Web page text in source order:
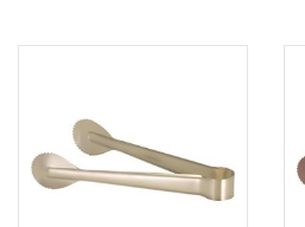
Einrichtung